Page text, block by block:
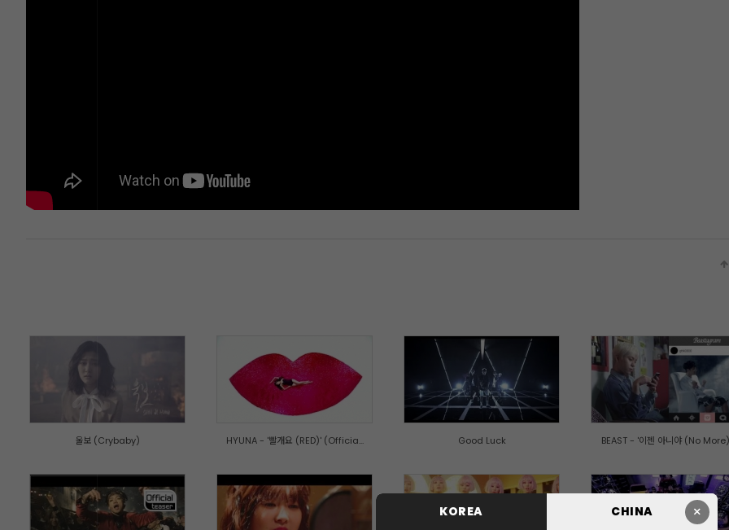
×
KOREA CHINA
울보 (Crybaby) HYUNA - '빨개요 (RED)' (Officia... Good Luck BEAST - '이젠 아니야 (No